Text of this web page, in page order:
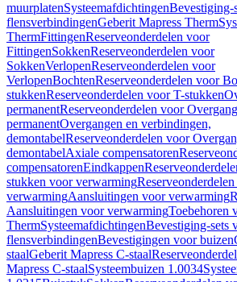
muurplatenSysteemafdichtingenBevestiging-
flensverbindingenGeberit Mapress Therm
ThermFittingenReserveonderdelen voor
FittingenSokkenReserveonderdelen voor
SokkenVerlopenReserveonderdelen voor
VerlopenBochtenReserveonderdelen voor
stukkenReserveonderdelen voor T-stukken
permanentReserveonderdelen voor
permanentOvergangen en verbindingen,
demontabelReserveonderdelen voor
demontabelAxiale compensatoren
compensatorenEindkappen
stukken voor verwarming
verwarmingAansluitingen voor verwarming
Aansluitingen voor verwarmingToebehoren
ThermSysteemafdichtingenBevestiging-sets
flensverbindingenBevestigingen voor buizen
staalGeberit Mapress C-staal
Mapress C-staalSysteembuizen 1.0034